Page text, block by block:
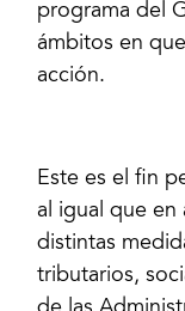
programa del
ámbitos en
acción.
Este es el fin
al igual que en
distintas
tributarios,